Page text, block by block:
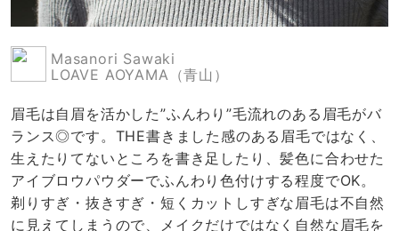
Masanori Sawaki
LOAVE AOYAMA（青山）
眉毛は自眉を活かした”ふんわり”毛流れのある眉毛がバ
ランス◎です。THE書きました感のある眉毛ではなく、
生えたりてないところを書き足したり、髪色に合わせた
アイブロウパウダーでふんわり色付けする程度でOK。
剃りすぎ・抜きすぎ・短くカットしすぎな眉毛は不自然
に見えてしまうので、メイクだけではなく自然な眉毛を